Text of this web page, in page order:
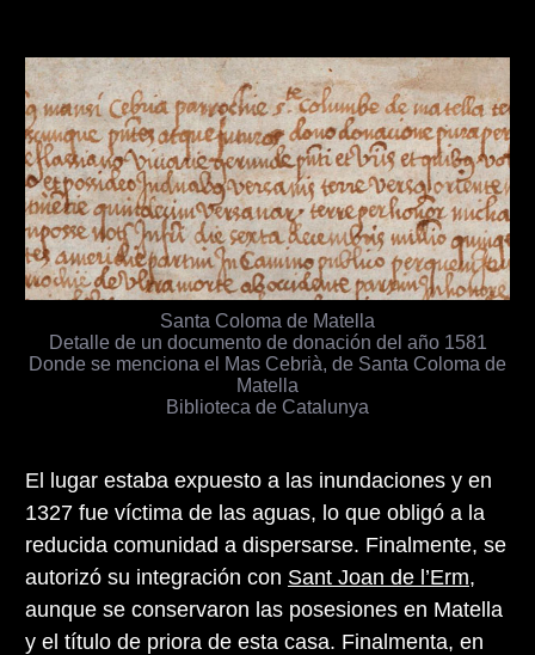
Santa Coloma de Matella
Detalle de un documento de donación del año 1581
Donde se menciona el Mas Cebrià, de Santa Coloma de
Matella
Biblioteca de Catalunya
El lugar estaba expuesto a las inundaciones y en
1327 fue víctima de las aguas, lo que obligó a la
reducida comunidad a dispersarse. Finalmente, se
autorizó su integración con Sant Joan de l’Erm,
aunque se conservaron las posesiones en Matella
y el título de priora de esta casa. Finalmenta, en